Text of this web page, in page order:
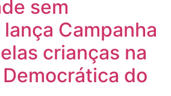
sem
Campanha
crianças na
do